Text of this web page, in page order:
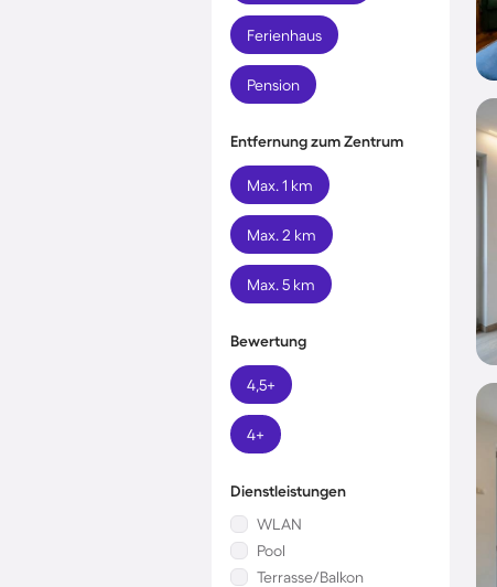
Ferienhaus
Pension
Entfernung zum Zentrum
Max. 1 km
Max. 2 km
Max. 5 km
Bewertung
4,5+
4+
Dienstleistungen
WLAN
Pool
Terrasse/Balkon